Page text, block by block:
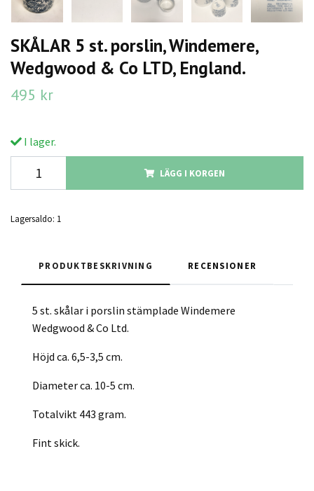
SKÅLAR 5 st. porslin, Windemere,
Wedgwood & Co LTD, England.
495 kr
I lager.
LÄGG I KORGEN
Lagersaldo: 1
PRODUKTBESKRIVNING RECENSIONER
5 st. skålar i porslin stämplade Windemere
Wedgwood & Co Ltd.
Höjd ca. 6,5-3,5 cm.
Diameter ca. 10-5 cm.
Totalvikt 443 gram.
Fint skick.